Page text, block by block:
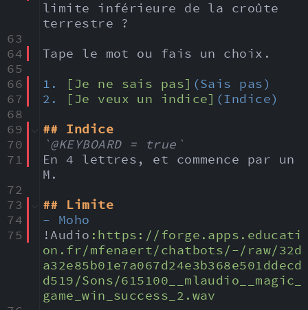
limite inférieure de la croûte
terrestre ?
63
64
Tape le mot ou fais un choix.
65
66
1. [Je ne sais pas] (Sais pas)
67
2. [Je veux un indice] (Indice)
68
69
## Indice
70
`@KEYBOARD = true`
71
En 4 lettres, et commence par un
M.
72
73
## Limite
74
- Moho
75
!Audio : https: //forge.apps.educati
on.fr/mfenaert/chatbots/-/raw/32d
a32e85b01e7a067d24e3b368e501ddecd
d519/Sons/615100__mlaudio__magic_
game_win_success_2.wav